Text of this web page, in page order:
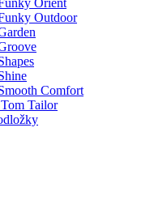
Outdoor
Comfort
Tailor